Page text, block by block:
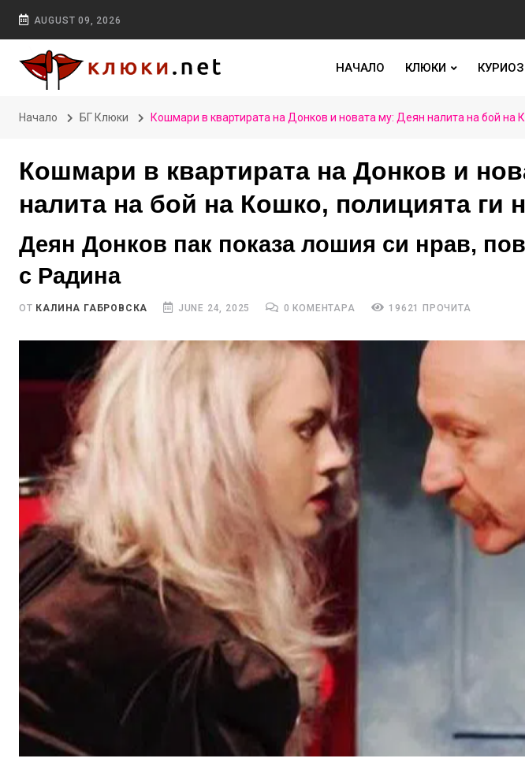
AUGUST 09, 2026
НАЧАЛО КЛЮКИ
Начало БГ Клюки Кошмари в квартирата на Донков и новата му: Деян налита на бой на
Кошмари в квартирата на Донков и
налита на бой на Кошко, полицията ги
Деян Донков пак показа лошия си нрав,
с Радина
ОТ КАЛИНА ГАБРОВСКА JUNE 24, 2025 0 КОМЕНТАРА 19621 ПРОЧИТА